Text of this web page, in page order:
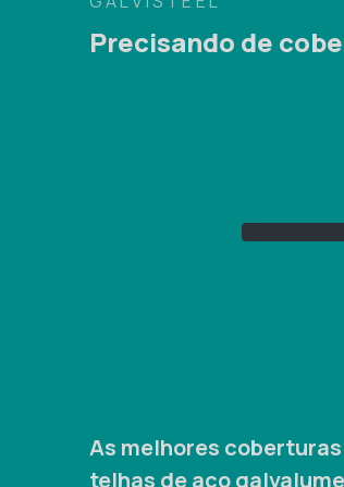
Precisando de
As melhores
telhas de aço galvalume